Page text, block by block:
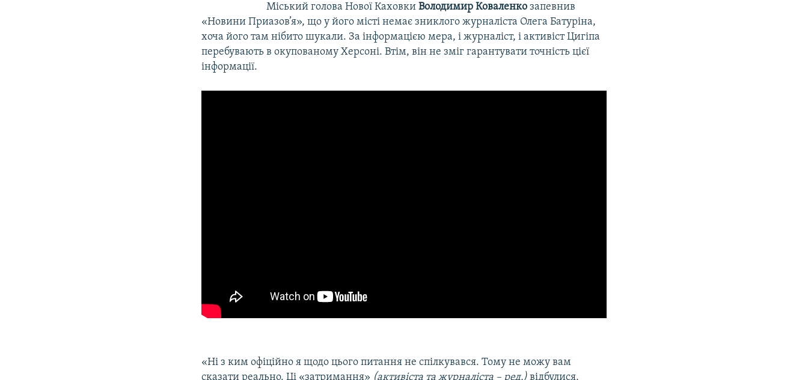
Міський голова Нової Каховки Володимир Коваленкозапевнив
«Новини Приазов’я», що у його місті немає зниклого журналіста Олега Батуріна,
хоча його там нібито шукали. За інформацією мера, і журналіст, і активіст Цигіпа
перебувають в окупованому Херсоні. Втім, він не зміг гарантувати точність цієї
інформації.
«Ні з ким офіційно я щодо цього питання не спілкувався. Тому не можу вам
сказати реально. Ці «затримання» (активіста та журналіста – ред.) відбулися,